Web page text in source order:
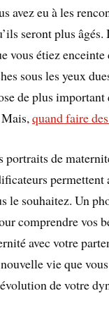
avez eu à les
seront plus
vous étiez
sous les yeux
de plus important
Mais,quand faire
de
permettent
le souhaitez. Un
comprendre vos
avec votre
vie que
de votre